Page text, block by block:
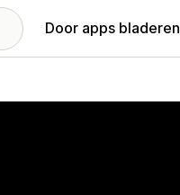
Door apps bladeren